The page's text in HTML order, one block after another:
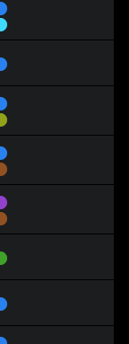
Eau
Glace
Eau
Eau
Insecte
Eau
Sol
Poison
Sol
Plante
Eau
Eau